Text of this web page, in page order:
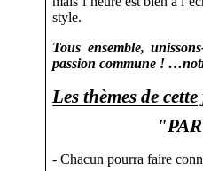
style.
Tous ensemble,
passion commune !
Les thèmes de
- Chacun pourra faire